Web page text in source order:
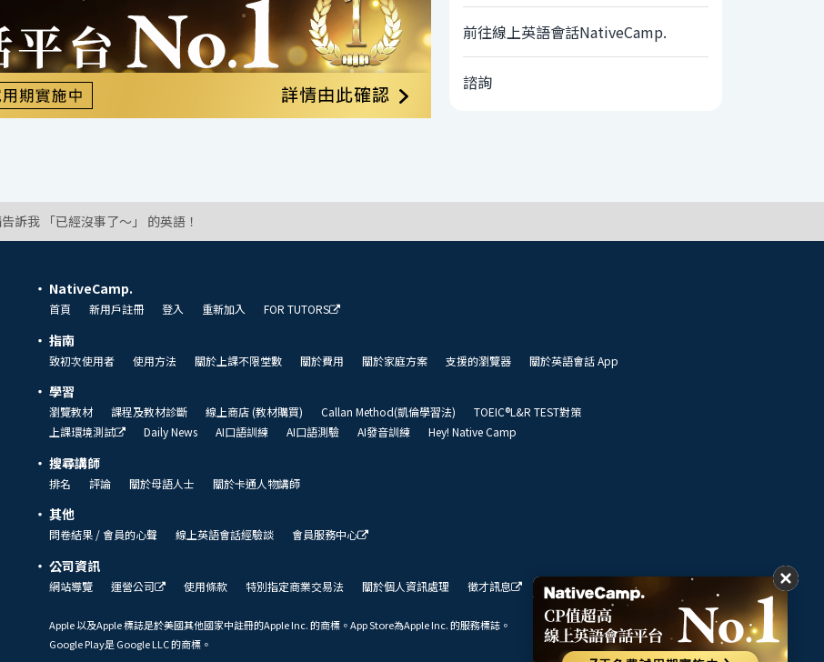
前往線上英語會話NativeCamp.
諮詢
訴我 「已經沒事了～」 的英語！
NativeCamp.
首頁 新用戶註冊 登入 重新加入 FOR TUTORS
指南
致初次使用者 使用方法 關於上課不限堂數 關於費用 關於家庭方案 支援的瀏覽器 關於英語會話 App
學習
瀏覽教材 課程及教材診斷 線上商店 (教材購買) Callan Method(凱倫學習法)
TOEIC®L&R TEST對策
上課環境測試
Daily News AI口語訓練 AI口語測驗 AI發音訓練 Hey! Native Camp
搜尋講師
排名 評論 關於母語人士 關於卡通人物講師
其他
問卷結果 / 會員的心聲 線上英語會話經驗談 會員服務中心
公司資訊
網站導覽 運營公司 使用條款 特別指定商業交易法 關於個人資訊處理 徵才訊息 我們的展望
Apple 以及Apple 標誌是於美國其他國家中註冊的Apple Inc. 的商標。App Store為Apple Inc. 的服務標誌。
Google Play是 Google LLC 的商標。